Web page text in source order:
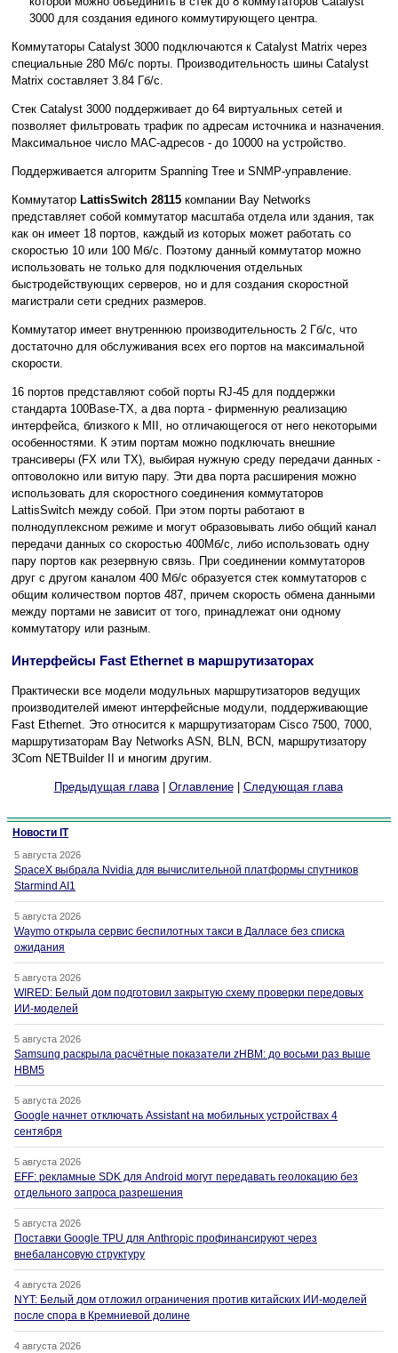
3000 для создания единого коммутирующего центра.
Коммутаторы Catalyst 3000 подключаются к Catalyst Matrix через
специальные 280 Мб/с порты. Производительность шины Catalyst
Matrix составляет 3.84 Гб/с.
Стек Catalyst 3000 поддерживает до 64 виртуальных сетей и
позволяет фильтровать трафик по адресам источника и назначения.
Максимальное число MAC-адресов - до 10000 на устройство.
Поддерживается алгоритм Spanning Tree и SNMP-управление.
Коммутатор LattisSwitch 28115 компании Bay Networks
представляет собой коммутатор масштаба отдела или здания, так
как он имеет 18 портов, каждый из которых может работать со
скоростью 10 или 100 Мб/с. Поэтому данный коммутатор можно
использовать не только для подключения отдельных
быстродействующих серверов, но и для создания скоростной
магистрали сети средних размеров.
Коммутатор имеет внутреннюю производительность 2 Гб/с, что
достаточно для обслуживания всех его портов на максимальной
скорости.
16 портов представляют собой порты RJ-45 для поддержки
стандарта 100Base-TX, а два порта - фирменную реализацию
интерфейса, близкого к MII, но отличающегося от него некоторыми
особенностями. К этим портам можно подключать внешние
трансиверы (FX или TX), выбирая нужную среду передачи данных -
оптоволокно или витую пару. Эти два порта расширения можно
использовать для скоростного соединения коммутаторов
LattisSwitch между собой. При этом порты работают в
полнодуплексном режиме и могут образовывать либо общий канал
передачи данных со скоростью 400Мб/с, либо использовать одну
пару портов как резервную связь. При соединении коммутаторов
друг с другом каналом 400 Мб/с образуется стек коммутаторов с
общим количеством портов 487, причем скорость обмена данными
между портами не зависит от того, принадлежат они одному
коммутатору или разным.
Интерфейсы Fast Ethernet в маршрутизаторах
Практически все модели модульных маршрутизаторов ведущих
производителей имеют интерфейсные модули, поддерживающие
Fast Ethernet. Это относится к маршрутизаторам Cisco 7500, 7000,
маршрутизаторам Bay Networks ASN, BLN, BCN, маршрутизатору
3Com NETBuilder II и многим другим.
Предыдущая глава| Оглавление| Следующая глава
Новости IT
5 августа 2026
SpaceX выбрала Nvidia для вычислительной платформы спутников
Starmind AI1
5 августа 2026
Waymo открыла сервис беспилотных такси в Далласе без списка
ожидания
5 августа 2026
WIRED: Белый дом подготовил закрытую схему проверки передовых
ИИ-моделей
5 августа 2026
Samsung раскрыла расчётные показатели zHBM: до восьми раз выше
HBM5
5 августа 2026
Google начнет отключать Assistant на мобильных устройствах 4
сентября
5 августа 2026
EFF: рекламные SDK для Android могут передавать геолокацию без
отдельного запроса разрешения
5 августа 2026
Поставки Google TPU для Anthropic профинансируют через
внебалансовую структуру
4 августа 2026
NYT: Белый дом отложил ограничения против китайских ИИ-моделей
после спора в Кремниевой долине
4 августа 2026